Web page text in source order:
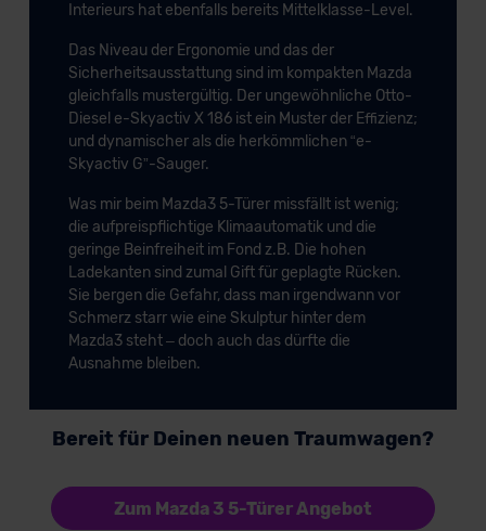
Interieurs hat ebenfalls bereits Mittelklasse-Level.
Das Niveau der Ergonomie und das der
Sicherheitsausstattung sind im kompakten Mazda
gleichfalls mustergültig. Der ungewöhnliche Otto-
Diesel e-Skyactiv X 186 ist ein Muster der Effizienz;
und dynamischer als die herkömmlichen “e-
Skyactiv G”-Sauger.
Was mir beim Mazda3 5-Türer missfällt ist wenig;
die aufpreispflichtige Klimaautomatik und die
geringe Beinfreiheit im Fond z.B. Die hohen
Ladekanten sind zumal Gift für geplagte Rücken.
Sie bergen die Gefahr, dass man irgendwann vor
Schmerz starr wie eine Skulptur hinter dem
Mazda3 steht – doch auch das dürfte die
Ausnahme bleiben.
Bereit für Deinen neuen Traumwagen?
Zum Mazda 3 5-Türer Angebot